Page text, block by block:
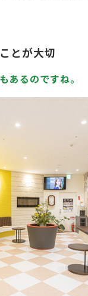
とが大切
あるのですね。